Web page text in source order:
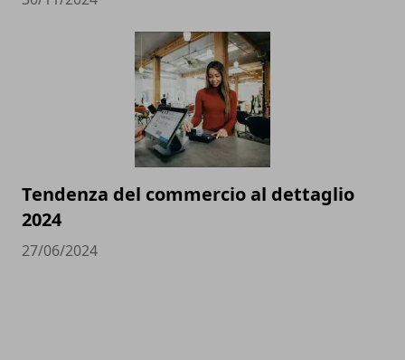
Tendenza del commercio al dettaglio
2024
27/06/2024